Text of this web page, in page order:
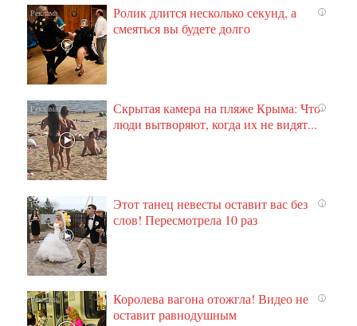
i
Ролик длится несколько секунд, а
смеяться вы будете долго
i
Скрытая камера на пляже Крыма: Что
люди вытворяют, когда их не видят...
i
Этот танец невесты оставит вас без
слов! Пересмотрела 10 раз
i
Королева вагона отожгла! Видео не
оставит равнодушным